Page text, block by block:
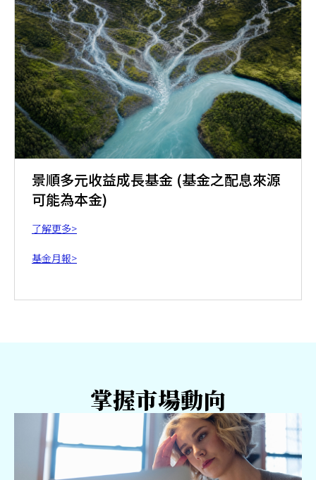
景順多元收益成長基金 (基金之配息來源
可能為本金)
了解更多>
基金月報>
掌握市場動向